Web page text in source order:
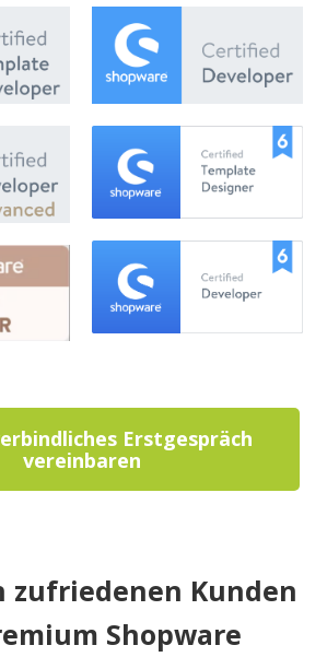
Erstgespräch
vereinbaren
zufriedenen Kunden
Shopware